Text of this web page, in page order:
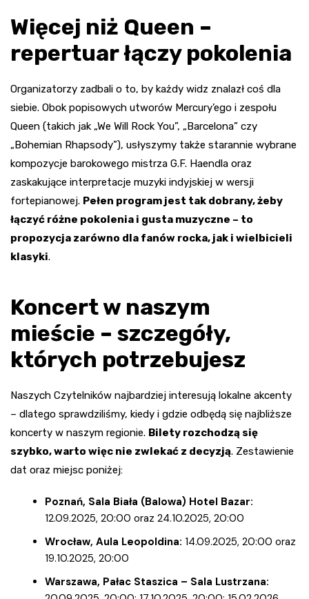
Więcej niż Queen –
repertuar łączy pokolenia
Organizatorzy zadbali o to, by każdy widz znalazł coś dla
siebie. Obok popisowych utworów Mercury’ego i zespołu
Queen (takich jak „We Will Rock You”, „Barcelona” czy
„Bohemian Rhapsody”), usłyszymy także starannie wybrane
kompozycje barokowego mistrza G.F. Haendla oraz
zaskakujące interpretacje muzyki indyjskiej w wersji
fortepianowej. Pełen program jest tak dobrany, żeby
łączyć różne pokolenia i gusta muzyczne – to
propozycja zarówno dla fanów rocka, jak i wielbicieli
klasyki.
Koncert w naszym
mieście – szczegóły,
których potrzebujesz
Naszych Czytelników najbardziej interesują lokalne akcenty
– dlatego sprawdziliśmy, kiedy i gdzie odbędą się najbliższe
koncerty w naszym regionie. Bilety rozchodzą się
szybko, warto więc nie zwlekać z decyzją. Zestawienie
dat oraz miejsc poniżej:
Poznań, Sala Biała (Balowa) Hotel Bazar:
12.09.2025, 20:00 oraz 24.10.2025, 20:00
Wrocław, Aula Leopoldina: 14.09.2025, 20:00 oraz
19.10.2025, 20:00
Warszawa, Pałac Staszica – Sala Lustrzana: